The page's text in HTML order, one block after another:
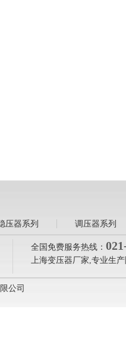
压器系列 调压器系列
全国免费服务热线：
上海变压器厂家,专业生
公司